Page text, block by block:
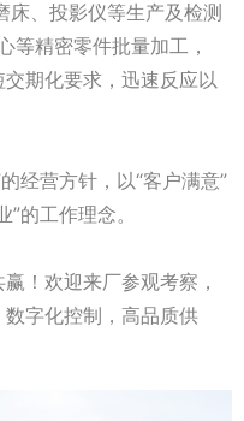
、投影仪等生产及检测
等精密零件批量加工，
期化要求，迅速反应以
经营方针，以“客户满意”
的工作理念。
！欢迎来厂参观考察，
字化控制，高品质供